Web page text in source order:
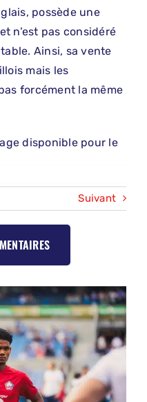
possède une
n’est pas considéré
Ainsi, sa vente
mais les
forcément la même
disponible pour le
Suivant